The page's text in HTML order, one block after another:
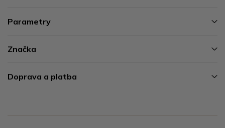
Parametry
Značka
Doprava a platba